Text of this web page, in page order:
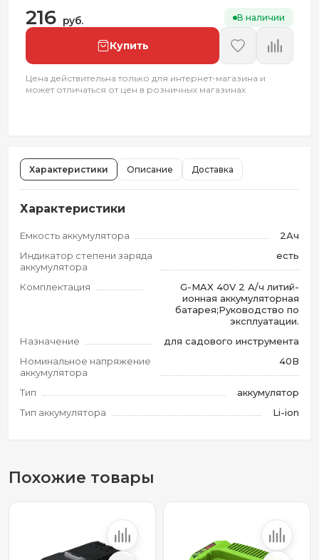
216 руб. В наличии
Купить
Цена действительна только для интернет-магазина и
может отличаться от цен в розничных магазинах
Характеристики Описание Доставка
Характеристики
Емкость аккумулятора
2Ач
Индикатор степени заряда
аккумулятора
есть
Комплектация
G-MAX 40V 2 А/ч литий-
ионная аккумуляторная
батарея;Руководство по
эксплуатации.
Назначение
для садового инструмента
Номинальное напряжение
аккумулятора
40В
Тип
аккумулятор
Тип аккумулятора
Li-ion
Похожие товары